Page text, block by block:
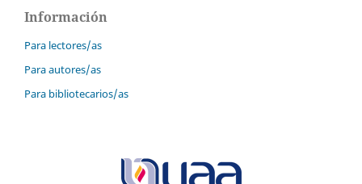
Información
Para lectores/as
Para autores/as
Para bibliotecarios/as